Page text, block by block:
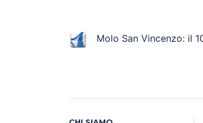
Molo San Vincenzo: il